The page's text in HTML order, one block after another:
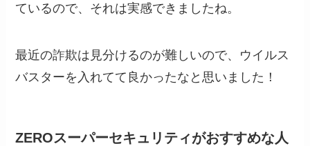
ているので、それは実感できましたね。
最近の詐欺は見分けるのが難しいので、ウイルス
バスターを入れてて良かったなと思いました！
ZEROスーパーセキュリティがおすすめな人